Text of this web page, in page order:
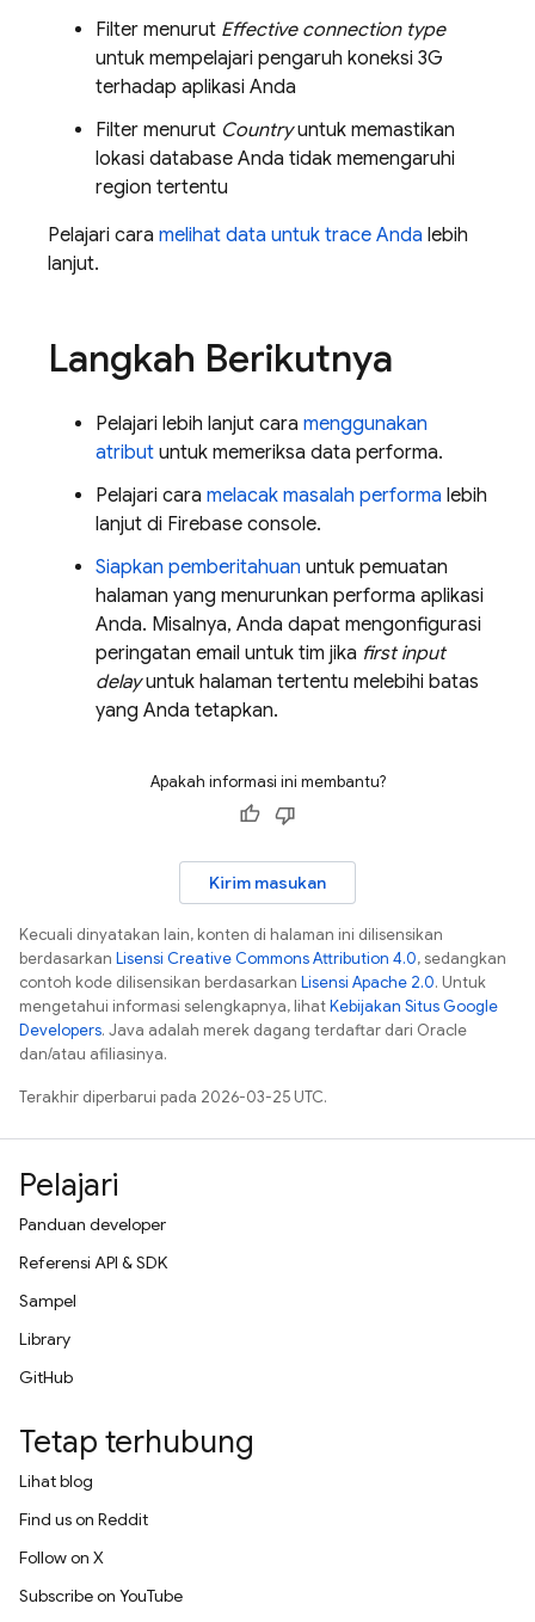
Filter menurut Effective connection type
untuk mempelajari pengaruh koneksi 3G
terhadap aplikasi Anda
Filter menurut Countryuntuk memastikan
lokasi database Anda tidak memengaruhi
region tertentu
Pelajari cara melihat data untuk trace Anda lebih
lanjut.
Langkah Berikutnya
Pelajari lebih lanjut cara menggunakan
atribut untuk memeriksa data performa.
Pelajari cara melacak masalah performa lebih
lanjut di Firebase console.
Siapkan pemberitahuan untuk pemuatan
halaman yang menurunkan performa aplikasi
Anda. Misalnya, Anda dapat mengonfigurasi
peringatan email untuk tim jika first input
delayuntuk halaman tertentu melebihi batas
yang Anda tetapkan.
Apakah informasi ini membantu?
Kirim masukan
Kecuali dinyatakan lain, konten di halaman ini dilisensikan
berdasarkan Lisensi Creative Commons Attribution 4.0, sedangkan
contoh kode dilisensikan berdasarkan Lisensi Apache 2.0. Untuk
mengetahui informasi selengkapnya, lihatKebijakan Situs Google
Developers. Java adalah merek dagang terdaftar dari Oracle
dan/atau afiliasinya.
Terakhir diperbarui pada 2026-03-25 UTC.
Pelajari
Panduan developer
Referensi API & SDK
Sampel
Library
GitHub
Tetap terhubung
Lihat blog
Find us on Reddit
Follow on X
Subscribe on YouTube